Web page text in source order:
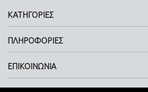
ΚΑΤΗΓΟΡΙΕΣ
ΠΛΗΡΟΦΟΡΙΕΣ
ΕΠΙΚΟΙΝΩΝΙΑ